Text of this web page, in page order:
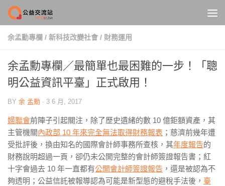
Skip to content
余孟勳專欄 / 新科技改變社會 / 財務運用
余孟勳專欄／最簡單也最困難的一步！「聰
明公益資訊平臺」正式啟用！
BY 余 孟勳 · 3 6 月, 2017
婦聯會前陣子引起關注，除了歷史遺緒的數 10 億鉅額資產，其
主管機關內政部 10 年來完全無法取得財務報表 ；慈濟前幾年遭
受批評後，換由知名的國際會計師事務所查核，其年度報告的
財務說明超過一頁，卻仍未公開完整的會計師簽證報告書；紅
十字會過去 10 年一直都有公開會計師簽證報告 ，還是被認為不
夠透明；公益信託被報導認為可能是新型態的避稅手法後， 臺